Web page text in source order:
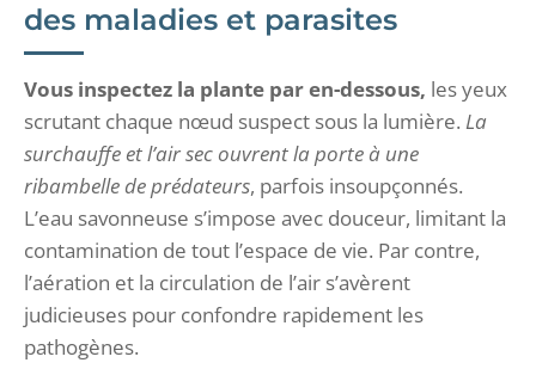
des maladies et parasites
Vous inspectez la plante par en-dessous, les yeux
scrutant chaque nœud suspect sous la lumière. La
surchauffe et l’air sec ouvrent la porte à une
ribambelle de prédateurs, parfois insoupçonnés.
L’eau savonneuse s’impose avec douceur, limitant la
contamination de tout l’espace de vie. Par contre,
l’aération et la circulation de l’air s’avèrent
judicieuses pour confondre rapidement les
pathogènes.